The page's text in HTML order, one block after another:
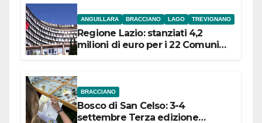
ANGUILLARA BRACCIANO LAGO TREVIGNANO
Regione Lazio: stanziati 4,2
milioni di euro per i 22 Comuni
BRACCIANO
Bosco di San Celso: 3-4
settembre Terza edizione